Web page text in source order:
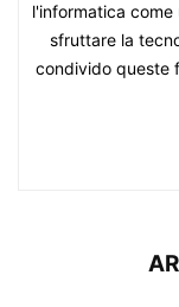
l'informatica come
sfruttare la
condivido queste